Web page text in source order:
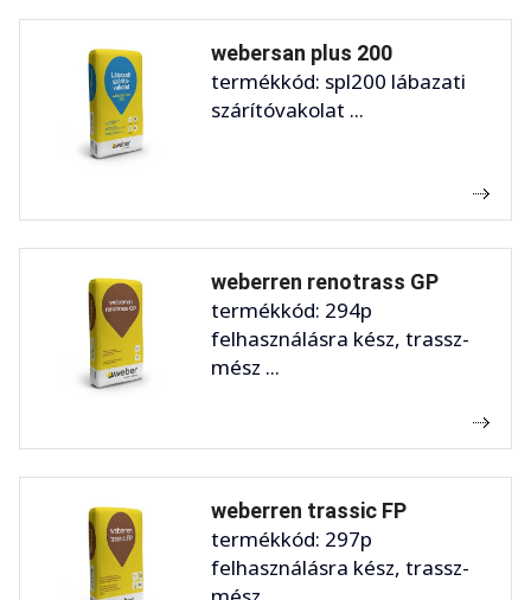
webersan plus 200
termékkód: spl200 lábazati
szárítóvakolat ...
weberren renotrass GP
termékkód: 294p
felhasználásra kész, trassz-
mész ...
weberren trassic FP
termékkód: 297p
felhasználásra kész, trassz-